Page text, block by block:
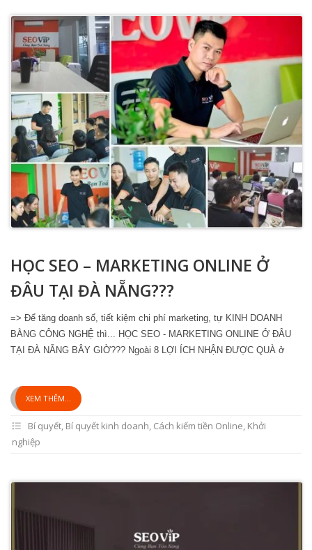
HỌC SEO – MARKETING ONLINE Ở
ĐÂU TẠI ĐÀ NẴNG???
=> Để tăng doanh số, tiết kiệm chi phí marketing, tự KINH DOANH
BẰNG CÔNG NGHỆ thì... HỌC SEO - MARKETING ONLINE Ở ĐÂU
TẠI ĐÀ NẴNG BÂY GIỜ??? Ngoài 8 LỢI ÍCH NHẬN ĐƯỢC QUÀ ở
XEM THÊM...
Bí quyết, Bí quyết kinh doanh, Cách kiếm tiền Online, Khởi
nghiệp